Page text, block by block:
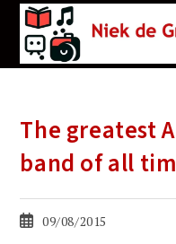
The greatest
band of all
Bericht09/08/2015